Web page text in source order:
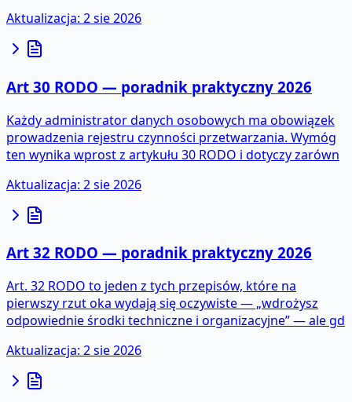
Aktualizacja: 2 sie 2026
Art 30 RODO — poradnik praktyczny 2026
Każdy administrator danych osobowych ma obowiązek
prowadzenia rejestru czynności przetwarzania. Wymóg
ten wynika wprost z artykułu 30 RODO i dotyczy zarówn
Aktualizacja: 2 sie 2026
Art 32 RODO — poradnik praktyczny 2026
Art. 32 RODO to jeden z tych przepisów, które na
pierwszy rzut oka wydają się oczywiste — „wdrożysz
odpowiednie środki techniczne i organizacyjne” — ale gd
Aktualizacja: 2 sie 2026